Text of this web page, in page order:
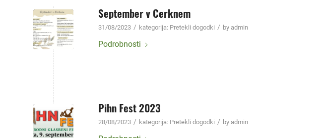
September v Cerknem
31/08/2023 / kategorija: Pretekli dogodki / by admin
Podrobnosti
Pihn Fest 2023
28/08/2023 / kategorija: Pretekli dogodki / by admin